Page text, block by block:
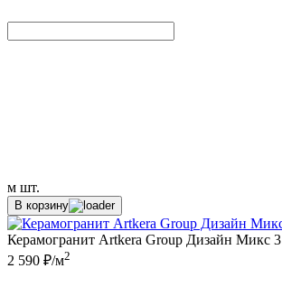
м шт.
В корзину
Керамогранит Artkera Group Дизайн Микс 3
2 590 ₽/м2